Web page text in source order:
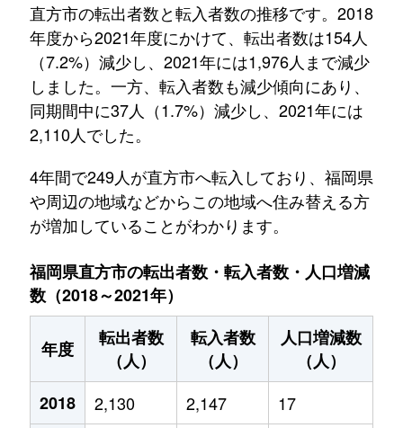
直方市の転出者数と転入者数の推移です。2018
年度から2021年度にかけて、転出者数は154人
（7.2%）減少し、2021年には1,976人まで減少
しました。一方、転入者数も減少傾向にあり、
同期間中に37人（1.7%）減少し、2021年には
2,110人でした。
4年間で249人が直方市へ転入しており、福岡県
や周辺の地域などからこの地域へ住み替える方
が増加していることがわかります。
福岡県直方市の転出者数・転入者数・人口増減
数（2018～2021年）
年度
転出者数
（人）
転入者数
（人）
人口増減数
（人）
2018
2,130 2,147
17